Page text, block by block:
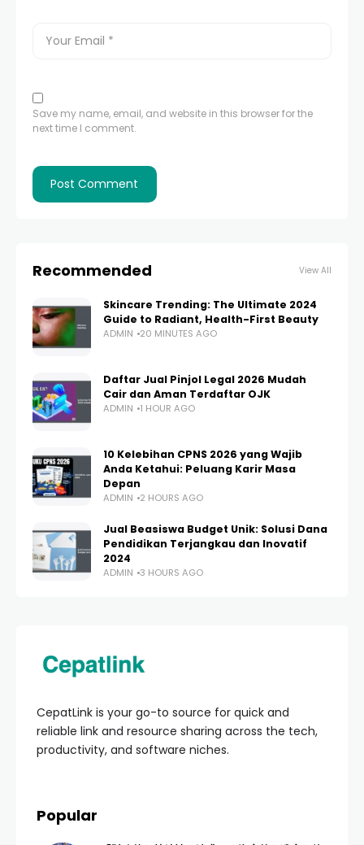
Save my name, email, and website in this browser for the
next time I comment.
Recommended View All
Skincare Trending: The Ultimate 2024
Guide to Radiant, Health-First Beauty
ADMIN 20 MINUTES AGO
Daftar Jual Pinjol Legal 2026 Mudah
Cair dan Aman Terdaftar OJK
ADMIN 1 HOUR AGO
10 Kelebihan CPNS 2026 yang Wajib
Anda Ketahui: Peluang Karir Masa
Depan
ADMIN 2 HOURS AGO
Jual Beasiswa Budget Unik: Solusi Dana
Pendidikan Terjangkau dan Inovatif
2024
ADMIN 3 HOURS AGO
CepatLink is your go-to source for quick and
reliable link and resource sharing across the tech,
productivity, and software niches.
Popular